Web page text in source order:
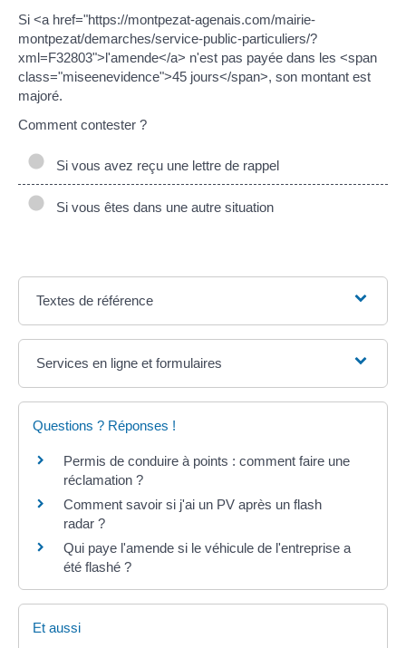
Si <a href="https://montpezat-agenais.com/mairie-
montpezat/demarches/service-public-particuliers/?
xml=F32803">l'amende</a> n'est pas payée dans les <span
class="miseenevidence">45 jours</span>, son montant est
majoré.
Comment contester ?
Si vous avez reçu une lettre de rappel
Si vous êtes dans une autre situation
Textes de référence
Services en ligne et formulaires
Questions ? Réponses !
Permis de conduire à points : comment faire une
réclamation ?
Comment savoir si j'ai un PV après un flash
radar ?
Qui paye l'amende si le véhicule de l'entreprise a
été flashé ?
Et aussi